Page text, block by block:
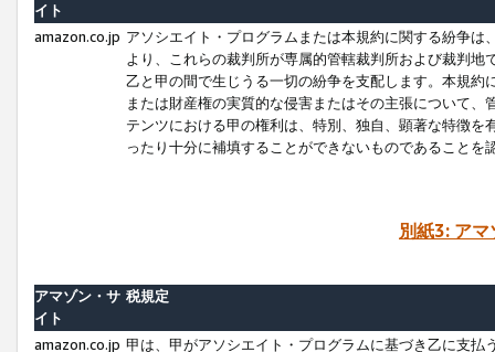
イト
amazon.co.jp アソシエイト・プログラムまたは本規約に関する紛争
より、これらの裁判所が専属的管轄裁判所および裁判
乙と甲の間で生じうる一切の紛争を支配します。本規
または財産権の実質的な侵害またはその主張について
テンツにおける甲の権利は、特別、独自、顕著な特徴
ったり十分に補填することができないものであることを
別紙3: ア
アマゾン・サ
イト
税規定
amazon.co.jp 甲は、甲がアソシエイト・プログラムに基づき乙に支